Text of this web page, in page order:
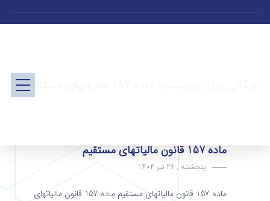
ماده 157 قانون مالیاتهای مستقیم
پنجشنبه , 26 تیر 1404
ماده 157 قانون مالیاتهای مستقیم ماده 157 قانون مالیاتهای